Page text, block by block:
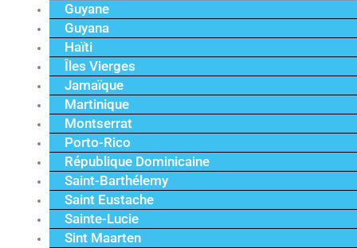
Guyane
Guyana
Haïti
Îles Vierges
Jamaïque
Martinique
Montserrat
Porto-Rico
République Dominicaine
Saint-Barthélemy
Saint Eustache
Sainte-Lucie
Sint Maarten